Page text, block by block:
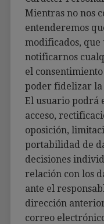
Mientras no nos
entenderemos
modificados, que
notificarnos
el
poder fidelizar la
El usuario podrá
acceso,
oposición,
portabilidad de
decisiones
relación con los
ante el
dirección
correo